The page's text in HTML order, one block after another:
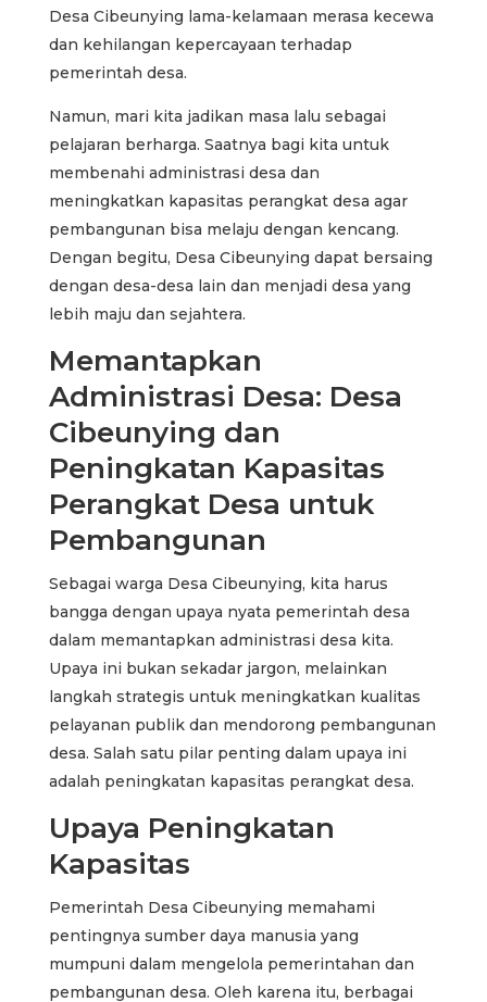
Desa Cibeunying lama-kelamaan merasa kecewa
dan kehilangan kepercayaan terhadap
pemerintah desa.
Namun, mari kita jadikan masa lalu sebagai
pelajaran berharga. Saatnya bagi kita untuk
membenahi administrasi desa dan
meningkatkan kapasitas perangkat desa agar
pembangunan bisa melaju dengan kencang.
Dengan begitu, Desa Cibeunying dapat bersaing
dengan desa-desa lain dan menjadi desa yang
lebih maju dan sejahtera.
Memantapkan
Administrasi Desa: Desa
Cibeunying dan
Peningkatan Kapasitas
Perangkat Desa untuk
Pembangunan
Sebagai warga Desa Cibeunying, kita harus
bangga dengan upaya nyata pemerintah desa
dalam memantapkan administrasi desa kita.
Upaya ini bukan sekadar jargon, melainkan
langkah strategis untuk meningkatkan kualitas
pelayanan publik dan mendorong pembangunan
desa. Salah satu pilar penting dalam upaya ini
adalah peningkatan kapasitas perangkat desa.
Upaya Peningkatan
Kapasitas
Pemerintah Desa Cibeunying memahami
pentingnya sumber daya manusia yang
mumpuni dalam mengelola pemerintahan dan
pembangunan desa. Oleh karena itu, berbagai